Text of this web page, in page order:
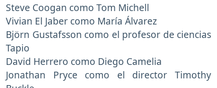
Steve Coogan como Tom Michell
Vivian El Jaber como María Álvarez
Björn Gustafsson como el profesor de ciencias
Tapio
David Herrero como Diego Camelia
Jonathan Pryce como el director Timothy